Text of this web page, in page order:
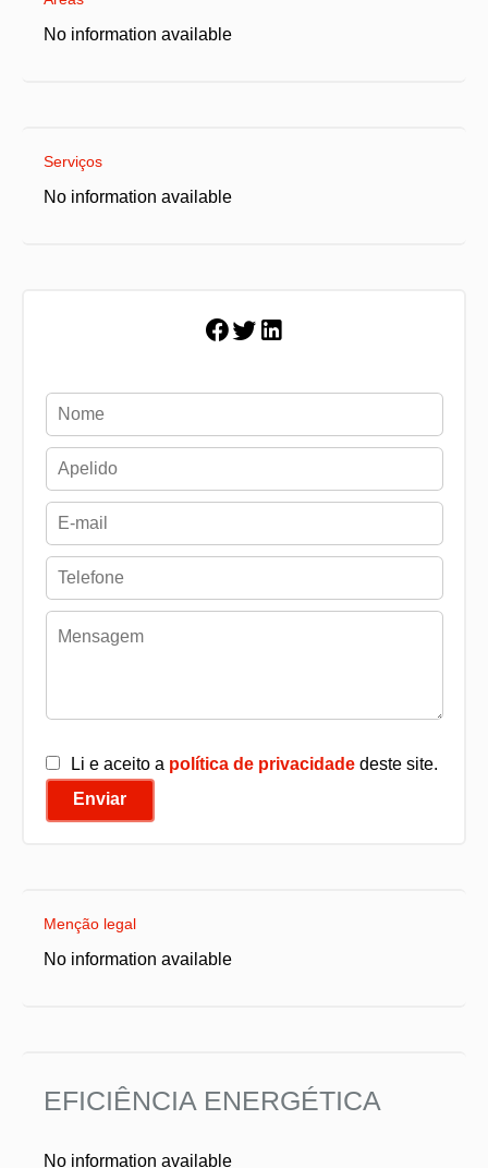
No information available
Serviços
No information available
Li e aceito a política de privacidadedeste site.
Enviar
Menção legal
No information available
EFICIÊNCIA ENERGÉTICA
No information available